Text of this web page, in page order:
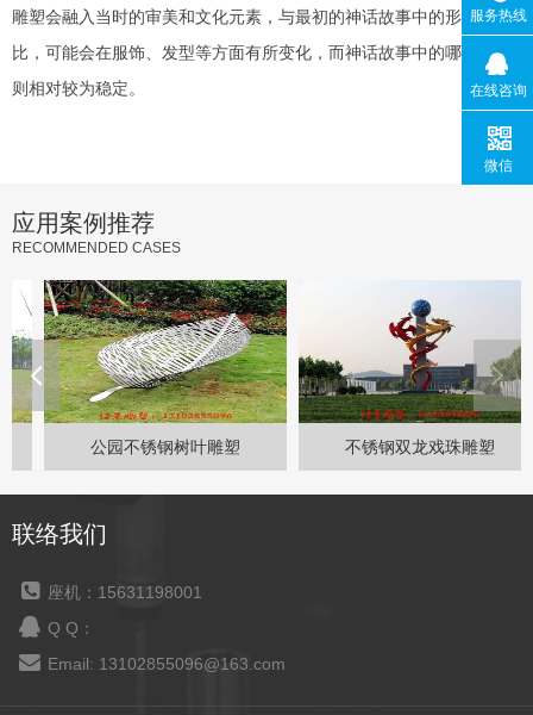
雕塑会融入当时的审美和文化元素，与最初的神话故事中的形象相
比，可能会在服饰、发型等方面有所变化，而神话故事中的哪吒形象
则相对较为稳定。
应用案例推荐
RECOMMENDED CASES
公园不锈钢树叶雕塑 不锈钢双龙戏珠雕塑
联络我们
座机：15631198001
Q Q：
Email: 13102855096@163.com
服务热线
在线咨询
微信